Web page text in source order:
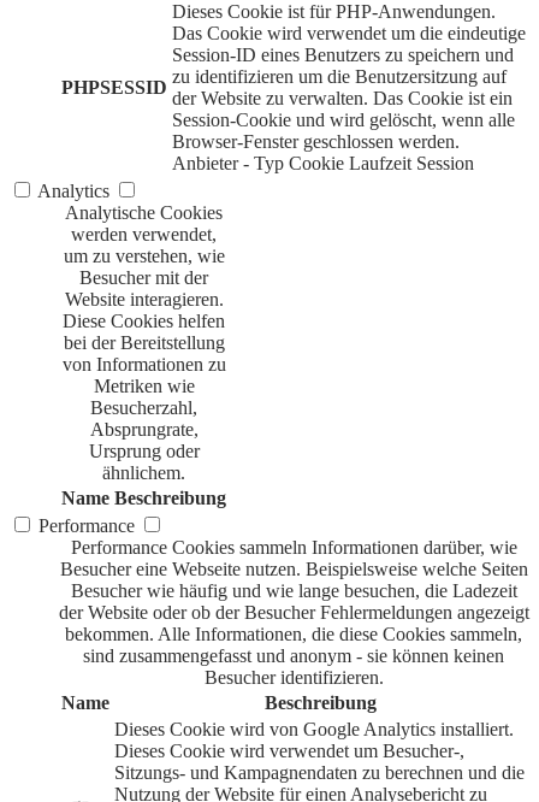
PHPSESSID
Dieses Cookie ist für PHP-Anwendungen.
Das Cookie wird verwendet um die eindeutige
Session-ID eines Benutzers zu speichern und
zu identifizieren um die Benutzersitzung auf
der Website zu verwalten. Das Cookie ist ein
Session-Cookie und wird gelöscht, wenn alle
Browser-Fenster geschlossen werden.
Anbieter - Typ Cookie Laufzeit Session
Analytics
Analytische Cookies
werden verwendet,
um zu verstehen, wie
Besucher mit der
Website interagieren.
Diese Cookies helfen
bei der Bereitstellung
von Informationen zu
Metriken wie
Besucherzahl,
Absprungrate,
Ursprung oder
ähnlichem.
Name Beschreibung
Performance
Performance Cookies sammeln Informationen darüber, wie
Besucher eine Webseite nutzen. Beispielsweise welche Seiten
Besucher wie häufig und wie lange besuchen, die Ladezeit
der Website oder ob der Besucher Fehlermeldungen angezeigt
bekommen. Alle Informationen, die diese Cookies sammeln,
sind zusammengefasst und anonym - sie können keinen
Besucher identifizieren.
Name
Beschreibung
Dieses Cookie wird von Google Analytics installiert.
Dieses Cookie wird verwendet um Besucher-,
Sitzungs- und Kampagnendaten zu berechnen und die
Nutzung der Website für einen Analysebericht zu